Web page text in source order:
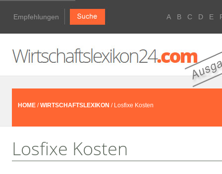
Empfehlungen A B C D E
HOME /WIRTSCHAFTSLEXIKON / Losfixe Kosten
Losfixe Kosten